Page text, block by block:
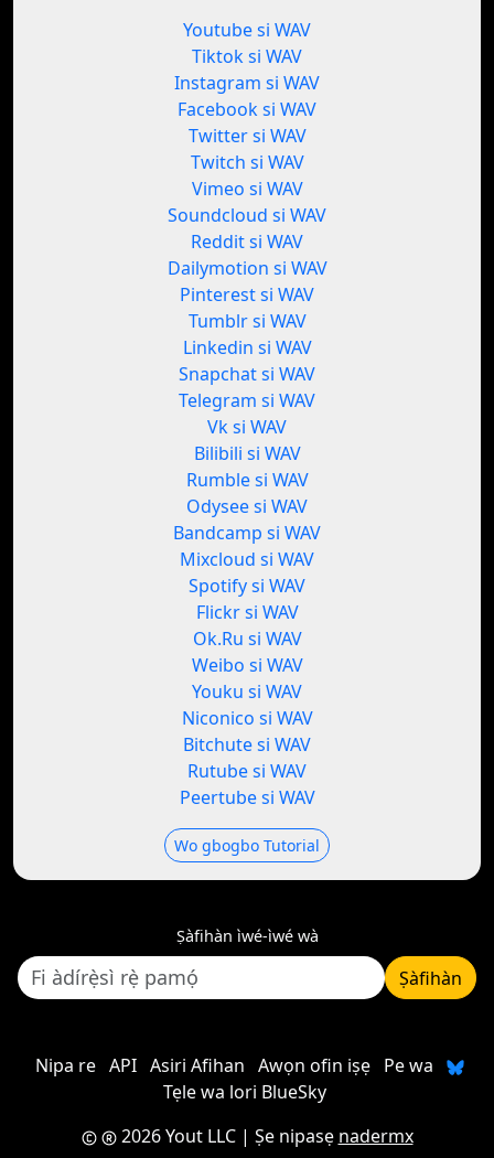
Youtube si WAV
Tiktok si WAV
Instagram si WAV
Facebook si WAV
Twitter si WAV
Twitch si WAV
Vimeo si WAV
Soundcloud si WAV
Reddit si WAV
Dailymotion si WAV
Pinterest si WAV
Tumblr si WAV
Linkedin si WAV
Snapchat si WAV
Telegram si WAV
Vk si WAV
Bilibili si WAV
Rumble si WAV
Odysee si WAV
Bandcamp si WAV
Mixcloud si WAV
Spotify si WAV
Flickr si WAV
Ok.Ru si WAV
Weibo si WAV
Youku si WAV
Niconico si WAV
Bitchute si WAV
Rutube si WAV
Peertube si WAV
Wo gbogbo Tutorial
Ṣàfihàn ìwé-ìwé wà
Ṣàfihàn
Nipa re API Asiri Afihan Awọn ofin iṣẹ
Pe wa
Tẹle wa lori BlueSky
2026 Yout LLC| Ṣe nipasẹ nadermx